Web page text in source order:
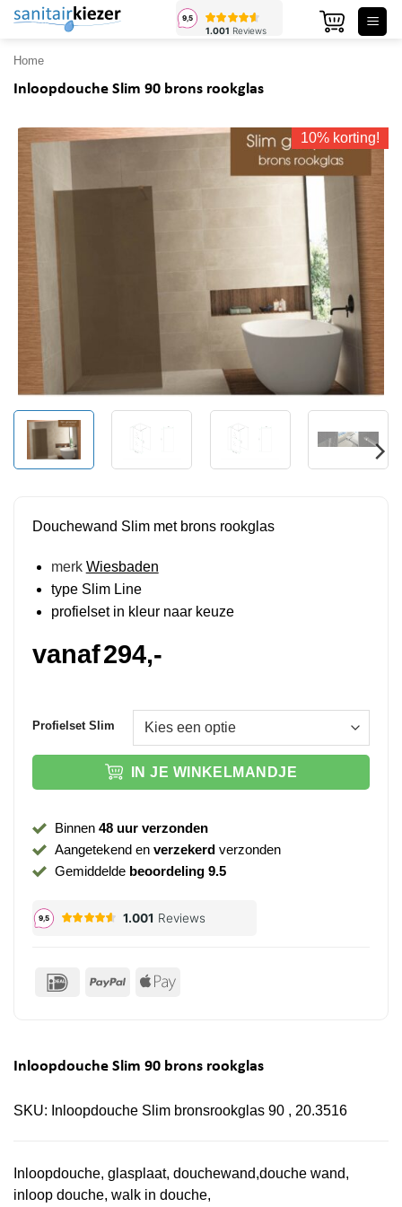
Ga
inhoud
Home
Inloopdouche Slim 90 brons rookglas
10% korting!
Douchewand Slim met brons rookglas
merk Wiesbaden
type Slim Line
profielset in kleur naar keuze
vanaf294,-
Profielset Slim
IN JE WINKELMANDJE
Binnen 48 uur verzonden
Aangetekend en verzekerdverzonden
Gemiddelde beoordeling 9.5
IDeal PayPal Apple
Inloopdouche Slim 90 brons rookglas
SKU: Inloopdouche Slim bronsrookglas 90 , 20.3516
Inloopdouche, glasplaat, douchewand,douche wand,
inloop douche, walk in douche,